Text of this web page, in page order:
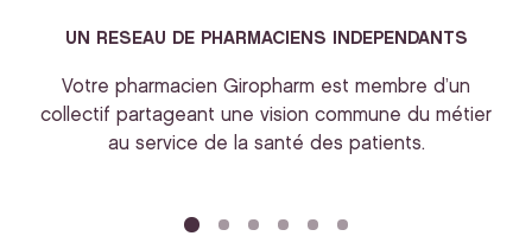
UN RESEAU DE PHARMACIENS INDEPENDANTS
Votre pharmacien Giropharm est membre d’un
collectif partageant une vision commune du métier
au service de la santé des patients.